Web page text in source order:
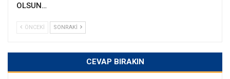
OLSUN…
ÖNCEKI SONRAKI
CEVAP BIRAKIN